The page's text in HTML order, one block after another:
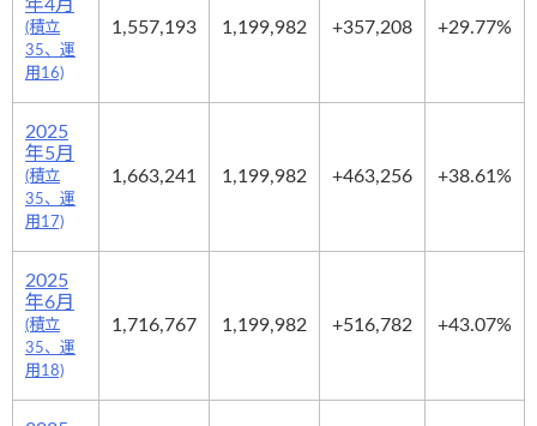
年4月
(積立
35、運
用16)
1,557,193 1,199,982 +357,208 +29.77%
2025
年5月
(積立
35、運
用17)
1,663,241 1,199,982 +463,256 +38.61%
2025
年6月
(積立
35、運
用18)
1,716,767 1,199,982 +516,782 +43.07%